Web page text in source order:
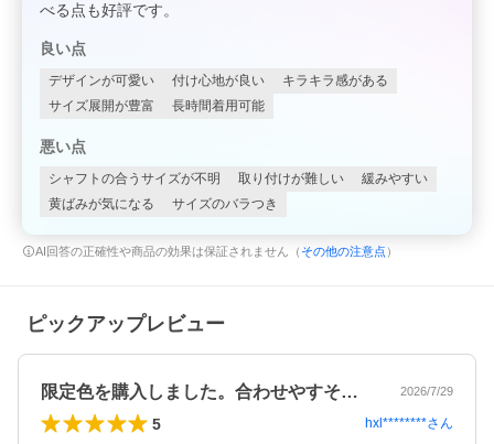
べる点も好評です。
良い点
デザインが可愛い 付け心地が良い
キラキラ感がある
サイズ展開が豊富
長時間着用可能
悪い点
シャフトの合うサイズが不明 取り付けが難しい
緩みやすい
黄ばみが気になる
サイズのバラつき
AI回答の正確性や商品の効果は保証されません（ その他の注意点 ）
ピックアップレビュー
限定色を購入しました。合わせやすそうな… 2026/7/29
5 hxl********さん